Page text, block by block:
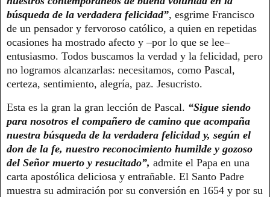
búsqueda de la verdadera felicidad”, esgrime Francisco
de un pensador y fervoroso católico, a quien en repetidas
ocasiones ha mostrado afecto y –por lo que se lee–
entusiasmo. Todos buscamos la verdad y la felicidad, pero
no logramos alcanzarlas: necesitamos, como Pascal,
certeza, sentimiento, alegría, paz. Jesucristo.
Esta es la gran la gran lección de Pascal. “Sigue siendo
para nosotros el compañero de camino que acompaña
nuestra búsqueda de la verdadera felicidad y, según el
don de la fe, nuestro reconocimiento humilde y gozoso
del Señor muerto y resucitado”, admite el Papa en una
carta apostólica deliciosa y entrañable. El Santo Padre
muestra su admiración por su conversión en 1654 y por su